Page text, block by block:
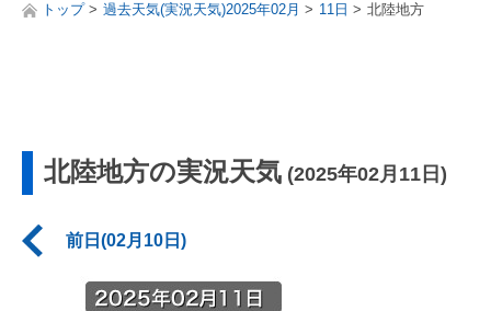
トップ 過去天気(実況天気)2025年02月 11日 北陸地方
北陸地方の実況天気 (2025年02月11日)
前日(02月10日)